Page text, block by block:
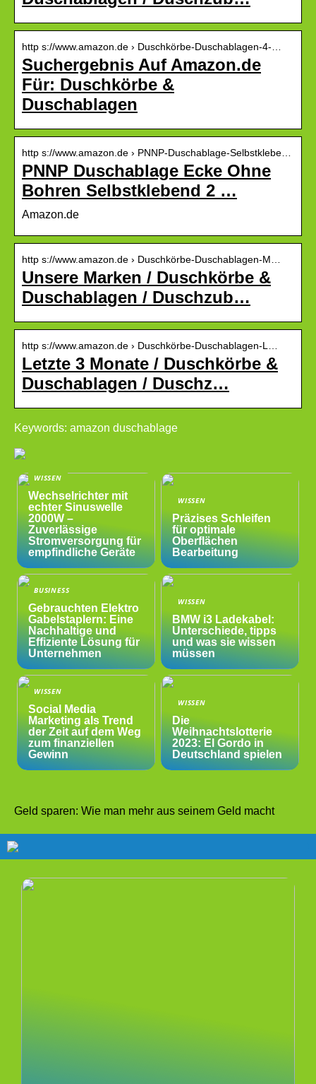
http s://www.amazon.de › Duschkörbe-Duschablagen-4-…
Suchergebnis Auf Amazon.de
Für: Duschkörbe &
Duschablagen
http s://www.amazon.de › PNNP-Duschablage-Selbstklebe…
PNNP Duschablage Ecke Ohne
Bohren Selbstklebend 2 …
Amazon.de
http s://www.amazon.de › Duschkörbe-Duschablagen-M…
Unsere Marken / Duschkörbe &
Duschablagen / Duschzub…
http s://www.amazon.de › Duschkörbe-Duschablagen-L…
Letzte 3 Monate / Duschkörbe &
Duschablagen / Duschz…
Keywords: amazon duschablage
WISSEN
Wechselrichter mit
echter Sinuswelle
2000W –
Zuverlässige
Stromversorgung für
empfindliche Geräte
WISSEN
Präzises Schleifen
für optimale
Oberflächen
Bearbeitung
BUSINESS
Gebrauchten Elektro
Gabelstaplern: Eine
Nachhaltige und
Effiziente Lösung für
Unternehmen
WISSEN
BMW i3 Ladekabel:
Unterschiede, tipps
und was sie wissen
müssen
WISSEN
Social Media
Marketing als Trend
der Zeit auf dem Weg
zum finanziellen
Gewinn
WISSEN
Die
Weihnachtslotterie
2023: El Gordo in
Deutschland spielen
Geld sparen: Wie man mehr aus seinem Geld macht